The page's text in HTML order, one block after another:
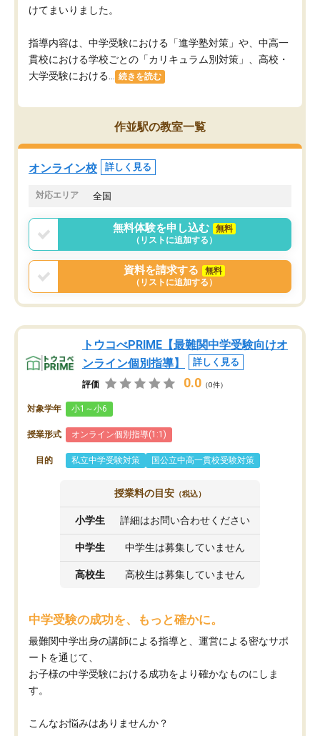
けてまいりました。
指導内容は、中学受験における「進学塾対策」や、中高一
貫校における学校ごとの「カリキュラム別対策」、高校・
大学受験における...
続きを読む
作並駅の教室一覧
オンライン校 詳しく見る
対応エリア 全国
無料体験を申し込む
無料
（リストに追加する）
資料を請求する
無料
（リストに追加する）
トウコべPRIME【最難関中学受験向けオ
ンライン個別指導】
詳しく見る
評価 0.0 （0件）
対象学年 小1～小6
授業形式 オンライン個別指導(1:1)
目的 私立中学受験対策 国公立中高一貫校受験対策
授業料の目安 （税込）
小学生 詳細はお問い合わせください
中学生 中学生は募集していません
高校生 高校生は募集していません
中学受験の成功を、もっと確かに。
最難関中学出身の講師による指導と、運営による密なサポ
ートを通じて、
お子様の中学受験における成功をより確かなものにしま
す。
こんなお悩みはありませんか？